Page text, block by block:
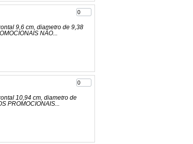
9,6 cm, diametro de 9,38
NÃO...
10,94 cm, diametro de
PROMOCIONAIS...